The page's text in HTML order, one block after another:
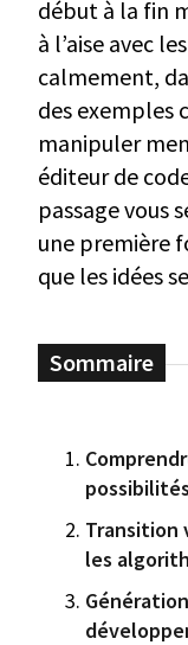
début à la fin
à l’aise avec
calmement,
des exemples
manipuler
éditeur de
passage vous
une première
que les idées
possibilités
Transition
les